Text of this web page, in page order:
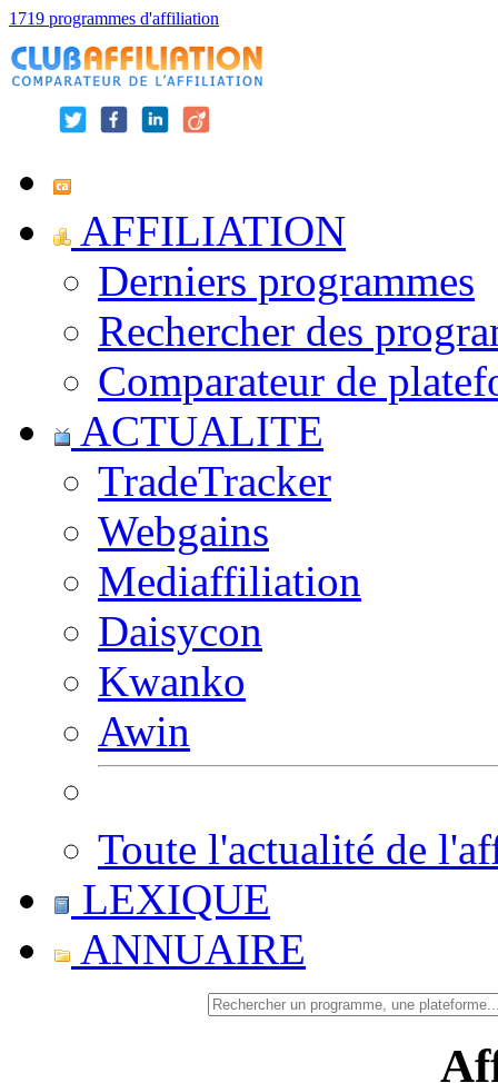
1719 programmes d'affiliation
AFFILIATION
Derniers programmes
Rechercher des
Comparateur de
ACTUALITE
TradeTracker
Webgains
Mediaffiliation
Daisycon
Kwanko
Awin
Toute l'actualité de
LEXIQUE
ANNUAIRE